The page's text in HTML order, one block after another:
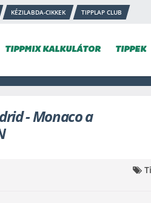
KÉZILABDA-CIKKEK TIPPLAP CLUB
TIPPMIX KALKULÁTOR TIPPEK
- Monaco a